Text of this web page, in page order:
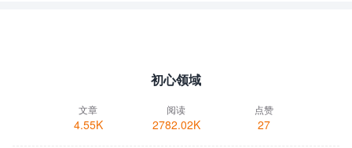
初心领域
文章
4.55K
阅读
2782.02K
点赞
27